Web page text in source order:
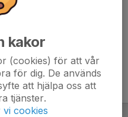
kakor
(cookies) för att vår
för dig. De används
att hjälpa oss att
tjänster.
vi cookies